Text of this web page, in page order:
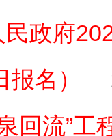
政府
名）
回流”